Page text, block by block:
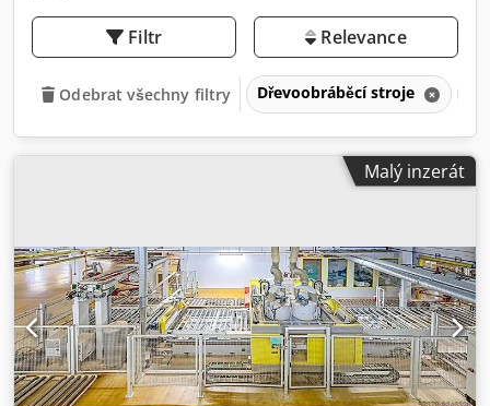
Filtr Relevance
Odebrat všechny filtry Dřevoobráběcí stroje
Malý inzerát